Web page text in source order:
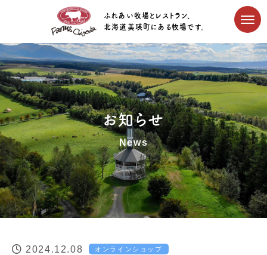
ふれあい牧場とレストラン、
北海道美瑛町にある牧場です。
お知らせ
News
2024.12.08 オンラインショップ